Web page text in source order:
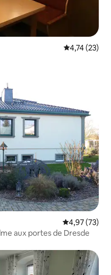
Évaluation
4,74 (23)
Évaluation
4,97 (73)
aux portes de Dresde
appréciés